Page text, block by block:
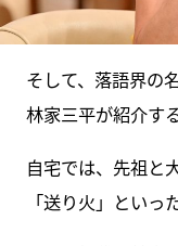
そして、落語界の
林家三平が紹介する
自宅では、先祖と
「送り火」といっ